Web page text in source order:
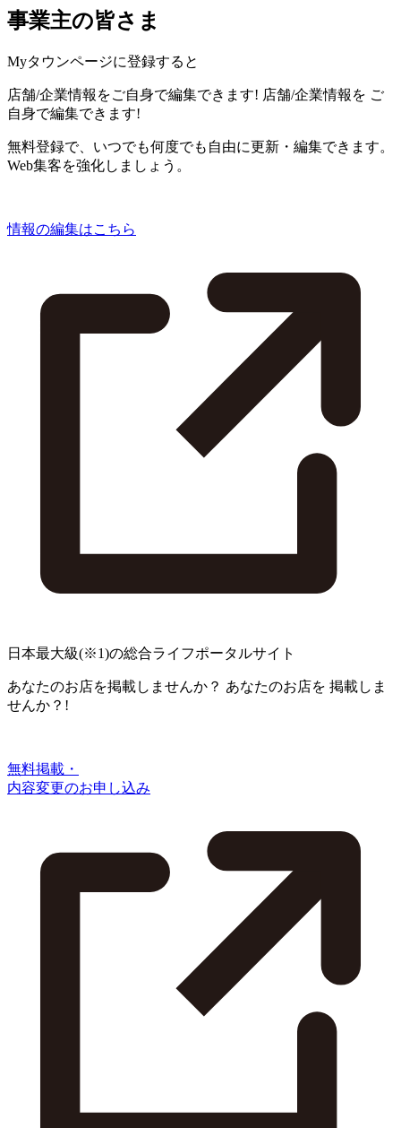
事業主の皆さま
Myタウンページに登録すると
店舗/企業情報をご自身で編集できます! 店舗/企業情報を ご
自身で編集できます!
無料登録で、いつでも何度でも自由に更新・編集できます。
Web集客を強化しましょう。
情報の編集はこちら
日本最大級(※1)の総合ライフポータルサイト
あなたのお店を掲載しませんか？ あなたのお店を 掲載しま
せんか？!
無料掲載・
内容変更のお申し込み